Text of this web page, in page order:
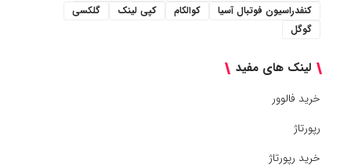
کنفدراسیون فوتبال آسیا
کوالکام کپی لینک
گلکسی
گوگل
لینک های مفید
خرید فالوور
رپورتاژ
خرید رپورتاژ